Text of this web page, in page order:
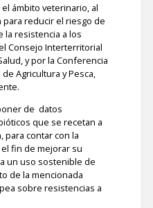
ámbito veterinario, al
para reducir el riesgo de
la resistencia a los
Consejo Interterritorial
y por la Conferencia
Agricultura y Pesca,
de datos
que se recetan a
para contar con la
fin de mejorar su
un uso sostenible de
de la mencionada
sobre resistencias a